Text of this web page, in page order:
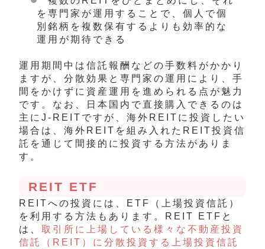
を専門家が運用することで、個人で個
別銘柄を複数保有するよりも効率的な
運用が期待できる
運用期間中は信託報酬などの手数料がかかり
ますが、分散効果と専門家の運用により、手
間をかけずに資産運用を進められる点が魅力
です。なお、日本国内で直接購入できるのは
主にJ-REITですが、海外REITに投資したい
場合は、海外REITを組み入れたREIT投資信
託を通じて間接的に投資する方法がありま
す。
REIT ETF
REITへの投資には、ETF（上場投資信託）
を利用する方法もあります。REIT ETFと
は、 取引所に上場している様々な不動産投資
信託（REIT）に分散投資する上場投資信託